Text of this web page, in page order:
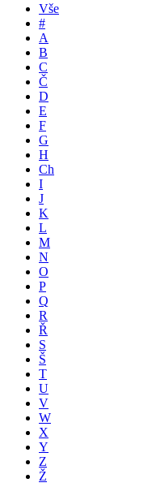
Vše
#
A
B
C
Č
D
E
F
G
H
Ch
I
J
K
L
M
N
O
P
Q
R
Ř
S
Š
T
U
V
W
X
Y
Z
Ž